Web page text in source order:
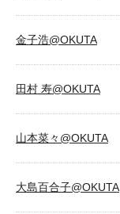
金子浩@OKUTA
田村 寿@OKUTA
山本菜々@OKUTA
大島百合子@OKUTA